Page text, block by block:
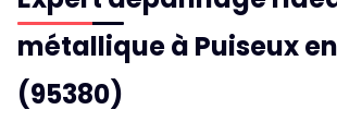
métallique à Puiseux
(95380)